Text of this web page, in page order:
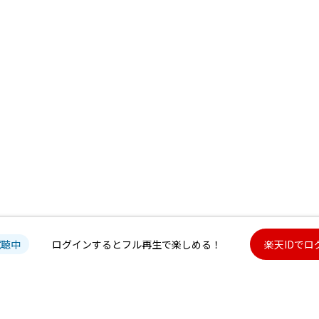
中 ログインするとフル再生で楽しめる！ 楽天IDでロ